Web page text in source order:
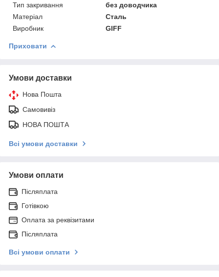
Тип закривання
без доводчика
Матеріал
Сталь
Виробник
GIFF
Приховати
Умови доставки
Нова Пошта
Самовивіз
НОВА ПОШТА
Всі умови доставки
Умови оплати
Післяплата
Готівкою
Оплата за реквізитами
Післяплата
Всі умови оплати